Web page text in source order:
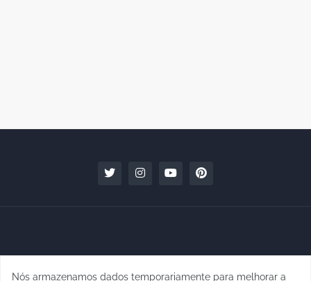
Nós armazenamos dados temporariamente para melhorar a